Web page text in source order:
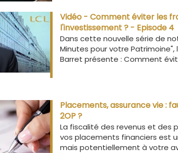
Vidéo - Comment éviter les
l'investissement ? - Episode 4
Dans cette nouvelle série de
Minutes pour votre Patrimoine",
Barret présente : Comment
Placements, assurance vie :
2OP ?
La fiscalité des revenus et des
vos placements financiers est
mais potentiellement à votre